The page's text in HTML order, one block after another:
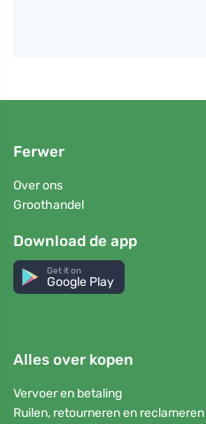
Ferwer
Over ons
Groothandel
Download de app
Get it on
Google Play
Alles over kopen
Vervoer en betaling
Ruilen, retourneren en reclameren